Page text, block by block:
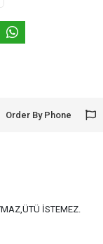
Order By Phone
İSTEMEZ.